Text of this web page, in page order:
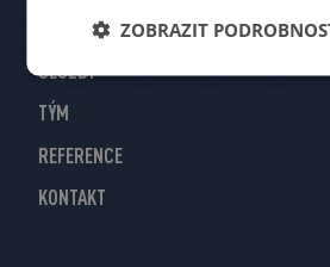
SPRÁVA NEMOVITOSTÍ
SLUŽBY
TÝM
REFERENCE
KONTAKT
ZOBRAZIT